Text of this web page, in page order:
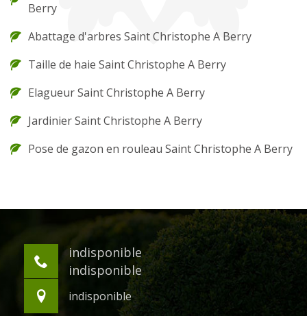
Berry
Abattage d'arbres Saint Christophe A Berry
Taille de haie Saint Christophe A Berry
Elagueur Saint Christophe A Berry
Jardinier Saint Christophe A Berry
Pose de gazon en rouleau Saint Christophe A Berry
indisponible
indisponible
indisponible